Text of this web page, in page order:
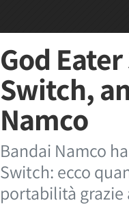
God
Switch,
Namco
Bandai Namco
Switch: ecco
portabilità